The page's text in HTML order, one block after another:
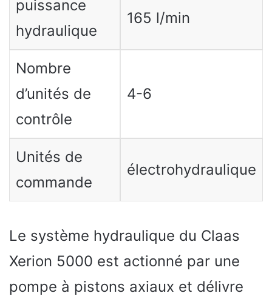
puissance
hydraulique
165 l/min
Nombre
d’unités de
contrôle
4-6
Unités de
commande
électrohydraulique
Le système hydraulique du Claas
Xerion 5000 est actionné par une
pompe à pistons axiaux et délivre